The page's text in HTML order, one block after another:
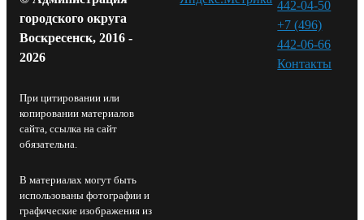
городского округа
Воскресенск, 2016 -
2026
При цитировании или
копировании материалов
сайта, ссылка на сайт
обязательна.
В материалах могут быть
использованы фотографии и
графические изображения из
442-04-50
+7 (496)
442-06-66
Контакты⁠